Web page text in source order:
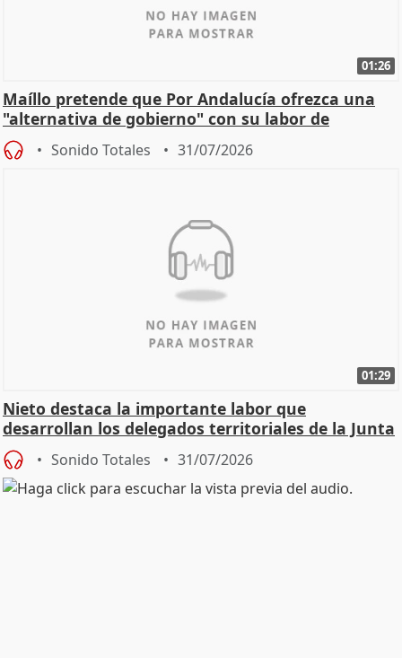
01:26
Maíllo pretende que Por Andalucía ofrezca una
"alternativa de gobierno" con su labor de
oposición
Sonido Totales 31/07/2026
01:29
Nieto destaca la importante labor que
desarrollan los delegados territoriales de la Junta
Sonido Totales 31/07/2026